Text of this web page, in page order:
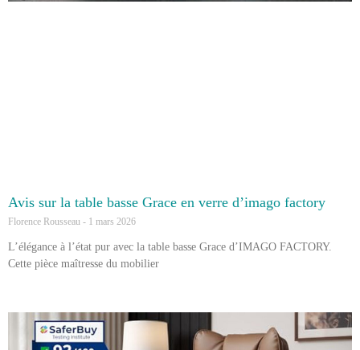
Avis sur la table basse Grace en verre d’imago factory
Florence Rousseau 1 mars 2026
L’élégance à l’état pur avec la table basse Grace d’IMAGO FACTORY.
Cette pièce maîtresse du mobilier